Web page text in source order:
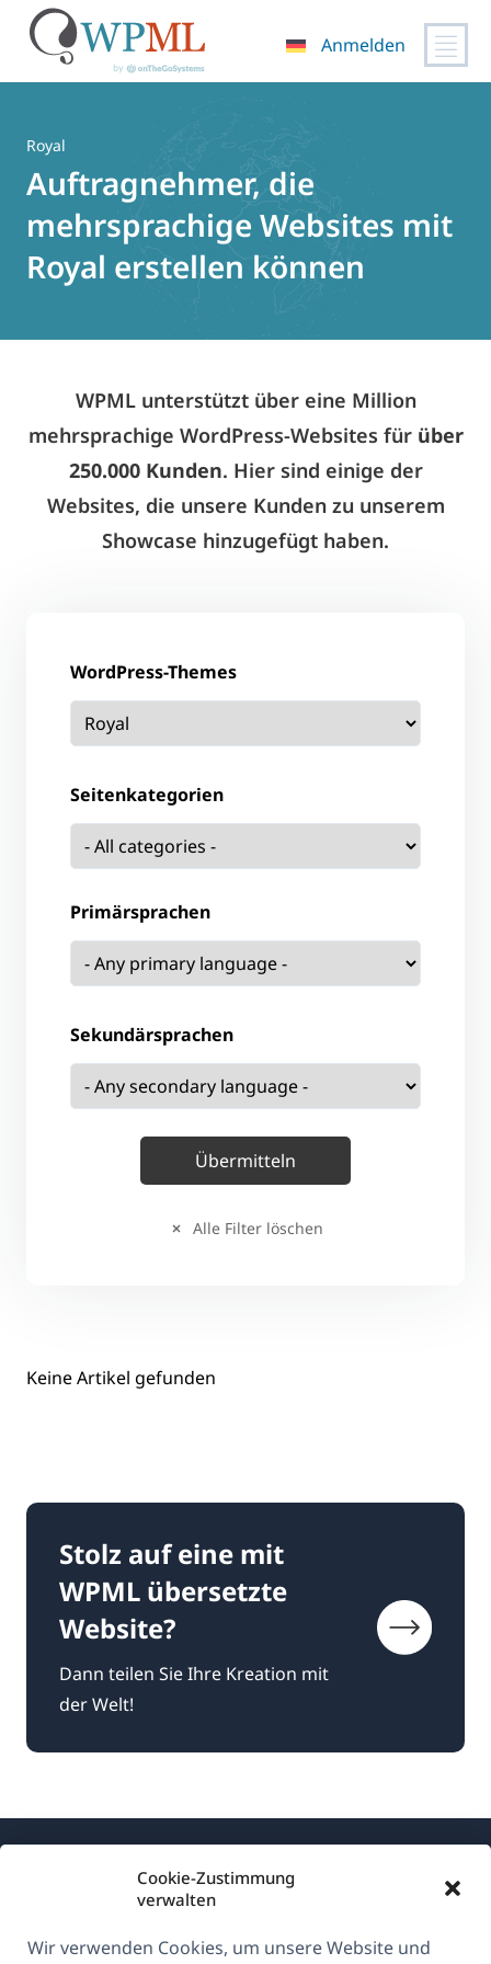
Cookie-Zustimmung
verwalten
Wir verwenden Cookies, um unsere Website und
springen
Anmelden
Royal
Auftragnehmer, die
mehrsprachige Websites mit
Royal erstellen können
WPML unterstützt über eine Million
mehrsprachige WordPress-Websites für über
250.000 Kunden. Hier sind einige der
Websites, die unsere Kunden zu unserem
Showcase hinzugefügt haben.
WordPress-Themes
Seitenkategorien
Primärsprachen
Sekundärsprachen
Alle Filter löschen
Keine Artikel gefunden
Stolz auf eine mit
WPML übersetzte
Website?
Dann teilen Sie Ihre Kreation mit
der Welt!